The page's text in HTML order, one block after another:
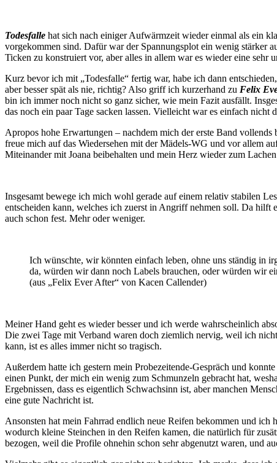
Todesfalle hat sich nach einiger Aufwärmzeit wieder einmal als ein
vorgekommen sind. Dafür war der Spannungsplot ein wenig stärker
Ticken zu konstruiert vor, aber alles in allem war es wieder eine sehr
Kurz bevor ich mit „Todesfalle“ fertig war, habe ich dann
aber besser spät als nie, richtig? Also griff ich kurzerhand zu Felix
bin ich immer noch nicht so ganz sicher, wie mein Fazit ausfällt.
das noch ein paar Tage sacken lassen. Vielleicht war es einfach
Apropos hohe Erwartungen – nachdem mich der erste Band
freue mich auf das Wiedersehen mit der Mädels-WG und vor allem
Miteinander mit Joana beibehalten und mein Herz wieder zum
Insgesamt bewege ich mich wohl gerade auf einem relativ stabilen
entscheiden kann, welches ich zuerst in Angriff nehmen soll. Da hilft
auch schon fest. Mehr oder weniger.
Ich wünschte, wir könnten einfach leben, ohne uns ständig in
da, würden wir dann noch Labels brauchen, oder würden wir
(aus „Felix Ever After“ von Kacen Callender)
Meiner Hand geht es wieder besser und ich werde wahrscheinlich
Die zwei Tage mit Verband waren doch ziemlich nervig, weil ich
kann, ist es alles immer nicht so tragisch.
Außerdem hatte ich gestern mein Probezeitende-Gespräch und
einen Punkt, der mich ein wenig zum Schmunzeln gebracht hat,
Ergebnissen, dass es eigentlich Schwachsinn ist, aber manchen
eine gute Nachricht ist.
Ansonsten hat mein Fahrrad endlich neue Reifen bekommen und
wodurch kleine Steinchen in den Reifen kamen, die natürlich für
bezogen, weil die Profile ohnehin schon sehr abgenutzt waren, und